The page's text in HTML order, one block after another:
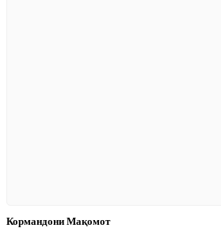
Кормандони Мақомот